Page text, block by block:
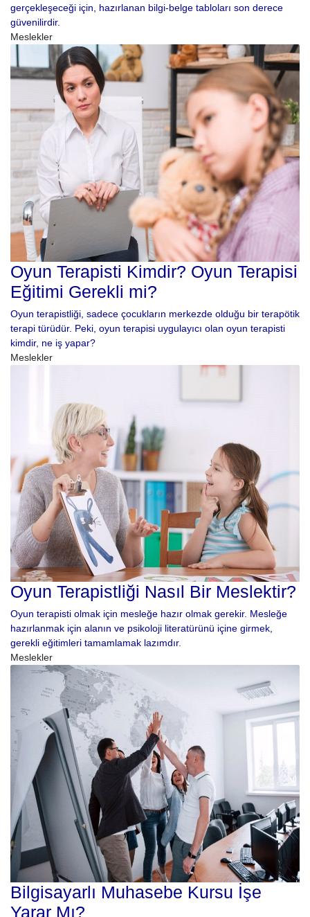
gerçekleşeceği için, hazırlanan bilgi-belge tabloları son derece
güvenilirdir.
Meslekler
Oyun Terapisti Kimdir? Oyun Terapisi
Eğitimi Gerekli mi?
Oyun terapistliği, sadece çocukların merkezde olduğu bir terapötik
terapi türüdür. Peki, oyun terapisi uygulayıcı olan oyun terapisti
kimdir, ne iş yapar?
Meslekler
Oyun Terapistliği Nasıl Bir Meslektir?
Oyun terapisti olmak için mesleğe hazır olmak gerekir. Mesleğe
hazırlanmak için alanın ve psikoloji literatürünü içine girmek,
gerekli eğitimleri tamamlamak lazımdır.
Meslekler
Bilgisayarlı Muhasebe Kursu İşe
Yarar Mı?